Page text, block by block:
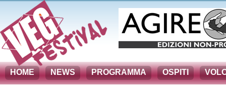
HOME NEWS PROGRAMMA OSPITI